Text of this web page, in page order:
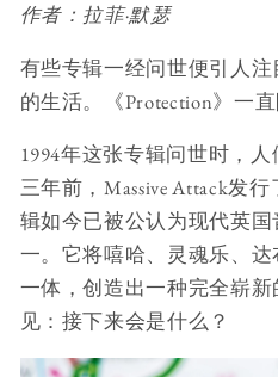
作者：拉菲·默瑟
有些专辑一经问世便引人
的生活。《Protection》一
1994年这张专辑问世时，人
三年前，Massive Attack发行
辑如今已被公认为现代英
一。它将嘻哈、灵魂乐、
一体，创造出一种完全崭
见：接下来会是什么？